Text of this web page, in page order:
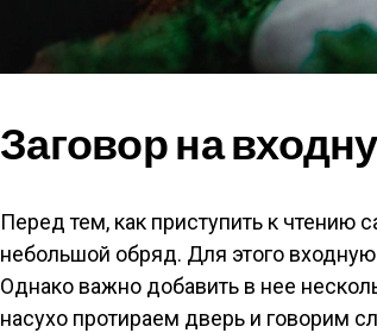
Заговор на
Перед тем, как приступить к чтению
небольшой обряд. Для этого
Однако важно добавить в нее
насухо протираем дверь и говорим